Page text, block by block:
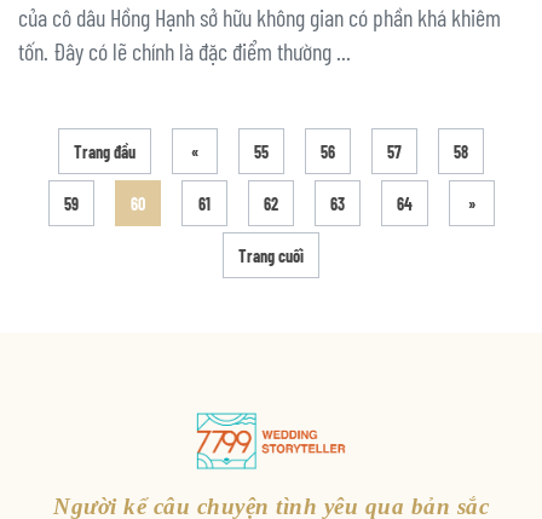
của cô dâu Hồng Hạnh sở hữu không gian có phần khá khiêm
tốn. Đây có lẽ chính là đặc điểm thường ...
Trang đầu « 55 56 57 58
59 60 61 62 63 64 »
Trang cuối
Người kể câu chuyện tình yêu qua bản sắc